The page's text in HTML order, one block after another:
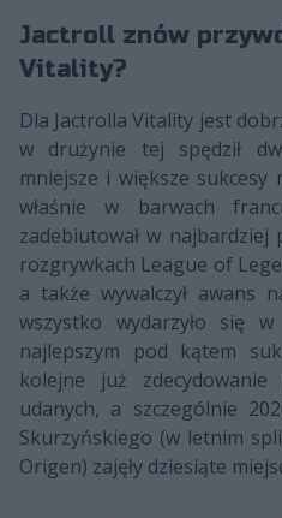
Jactroll znów
Vitality?
Dla Jactrolla Vitality jest
w drużynie tej spędził
mniejsze i większe
właśnie w barwach
zadebiutował w
rozgrywkach League of
a także wywalczył awans
wszystko wydarzyło się
najlepszym pod kątem
kolejne już
udanych, a szczególnie
Skurzyńskiego (w letnim
Origen) zajęły dziesiąte